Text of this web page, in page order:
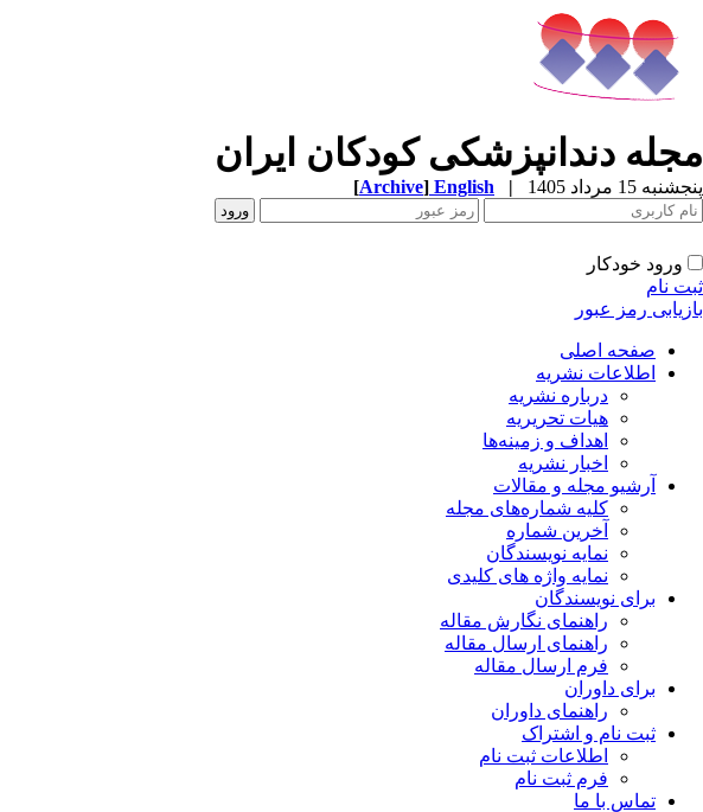
مجله دندانپزشکی کودکان ایران
پنجشنبه 15 مرداد 1405 |
English
[Archive]
ورود خودکار
ثبت نام
بازیابی رمز عبور
صفحه اصلی
اطلاعات نشریه
درباره نشریه
هیات تحریریه
اهداف و زمینه‌ها
اخبار نشریه
آرشیو مجله و مقالات
کلیه شماره‌های مجله
آخرین شماره
نمایه نویسندگان
نمایه واژه های کلیدی
برای نویسندگان
راهنمای نگارش مقاله
راهنمای ارسال مقاله
فرم ارسال مقاله
برای داوران
راهنمای داوران
ثبت نام و اشتراک
اطلاعات ثبت نام
فرم ثبت نام
تماس با ما